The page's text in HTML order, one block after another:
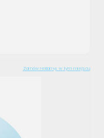
Zamów reklamę w tym miejscu